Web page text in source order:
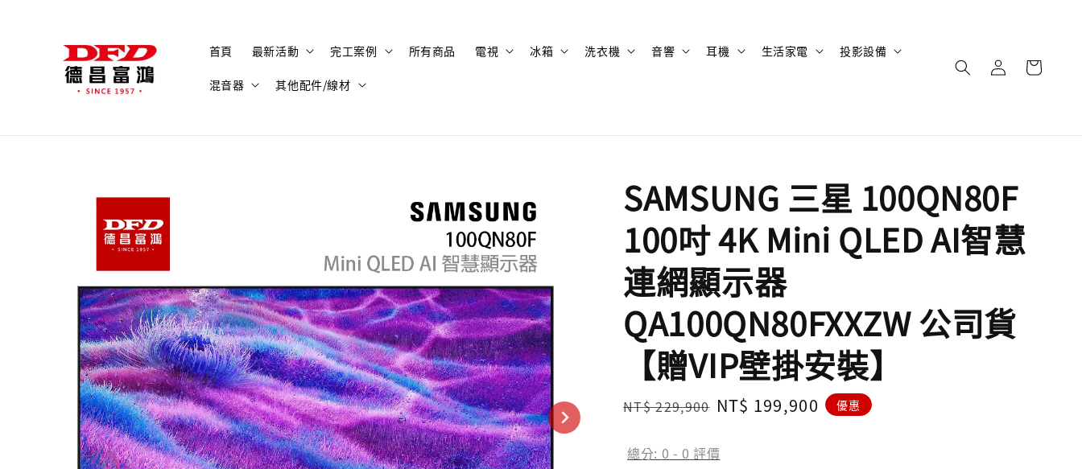
首頁 最新活動 完工案例 所有商品 電視 冰箱 洗衣機 音響 耳機 生活家電 投影設備
混音器 其他配件/線材
SAMSUNG 三星 100QN80F
100吋 4K Mini QLED AI智慧
連網顯示器
QA100QN80FXXZW 公司貨
【贈VIP壁掛安裝】
Regular
NT$ 229,900 Sale
NT$ 199,900 優惠
總分: 0 - 0 評價